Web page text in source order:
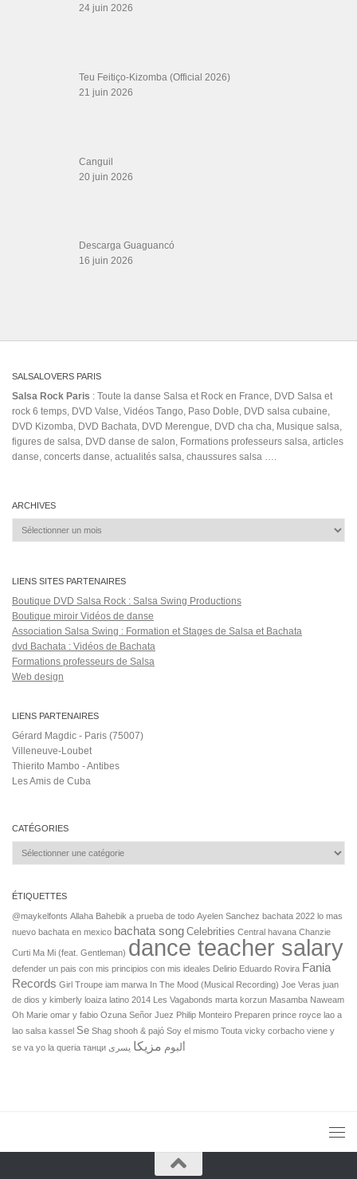
24 juin 2026
Teu Feitiço-Kizomba (Official 2026)
21 juin 2026
Canguil
20 juin 2026
Descarga Guaguancó
16 juin 2026
SALSALOVERS PARIS
Salsa Rock Paris : Toute la danse Salsa et Rock en France, DVD Salsa et
rock 6 temps, DVD Valse, Vidéos Tango, Paso Doble, DVD salsa cubaine,
DVD Kizomba, DVD Bachata, DVD Merengue, DVD cha cha, Musique salsa,
figures de salsa, DVD danse de salon, Formations professeurs salsa, articles
danse, concerts danse, actualités salsa, chaussures salsa ….
ARCHIVES
Archives
LIENS SITES PARTENAIRES
Boutique DVD Salsa Rock : Salsa Swing Productions
Boutique miroir Vidéos de danse
Association Salsa Swing : Formation et Stages de Salsa et Bachata
dvd Bachata : Vidéos de Bachata
Formations professeurs de Salsa
Web design
LIENS PARTENAIRES
Gérard Magdic - Paris (75007)
Villeneuve-Loubet
Thierito Mambo - Antibes
Les Amis de Cuba
CATÉGORIES
Catégories
ÉTIQUETTES
@maykelfonts Allaha Bahebik a prueba de todo Ayelen Sanchez bachata 2022 lo mas
nuevo bachata en mexico bachata song Celebrities Central havana Chanzie
Curti Ma Mi (feat. Gentleman) dance teacher salary
defender un pais con mis principios con mis ideales Delirio Eduardo Rovira Fania
Records Girl Troupe iam marwa In The Mood (Musical Recording) Joe Veras juan
de dios y kimberly loaiza latino 2014 Les Vagabonds marta korzun Masamba Naweam
Oh Marie omar y fabio Ozuna Señor Juez Philip Monteiro Preparen prince royce lao a
lao salsa kassel Se Shag shooh & pajó Soy el mismo Touta vicky corbacho viene y
se va yo la queria танци ألبوم مزيكا یسری